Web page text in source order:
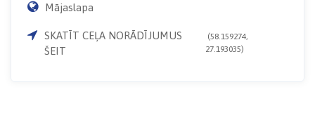
Mājaslapa
SKATĪT CEĻA NORĀDĪJUMUS
ŠEIT
(58.159274,
27.193035)